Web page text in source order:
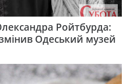
Ройтбурда:
Одеський музей